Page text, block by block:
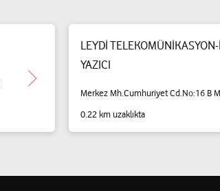
LEYDİ
YAZICI
Merkez Mh.Cumhuriyet Cd.No:16 B
0.22 km uzaklıkta